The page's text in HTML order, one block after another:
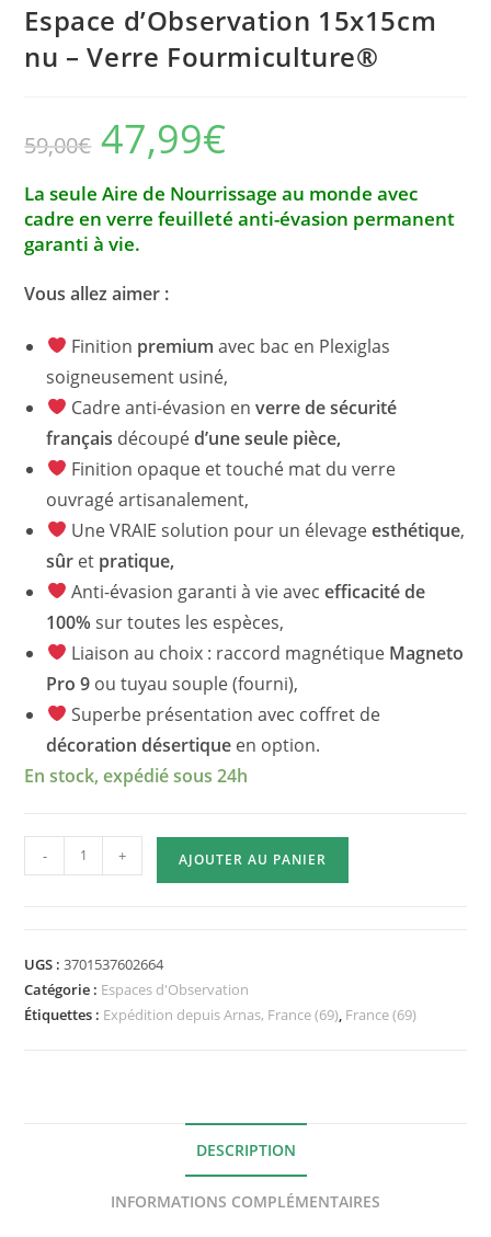
Espace d’Observation 15x15cm
nu – Verre Fourmiculture®
59,00€
Le
prix
initial
59,00€.
47,99€
47,99€.
La seule Aire de Nourrissage au monde avec
cadre en verre feuilleté anti-évasion permanent
garanti à vie.
Vous allez aimer :
Finition premium avec bac en Plexiglas
soigneusement usiné,
Cadre anti-évasion en verre de sécurité
français découpéd’une seule pièce,
Finition opaque et touché mat du verre
ouvragé artisanalement,
Une VRAIE solution pour un élevageesthétique,
sûr et pratique,
Anti-évasion garanti à vie avec efficacité de
100% sur toutes les espèces,
Liaison au choix : raccord magnétique Magneto
Pro 9 ou tuyau souple (fourni),
Superbe présentation avec coffret de
décoration désertique en option.
En stock, expédié sous 24h
quantité
de
15x15cm
nu
-
- + AJOUTER AU PANIER
UGS :3701537602664
Catégorie : Espaces d'Observation
Étiquettes : Expédition depuis Arnas, France (69), France (69)
DESCRIPTION
INFORMATIONS COMPLÉMENTAIRES